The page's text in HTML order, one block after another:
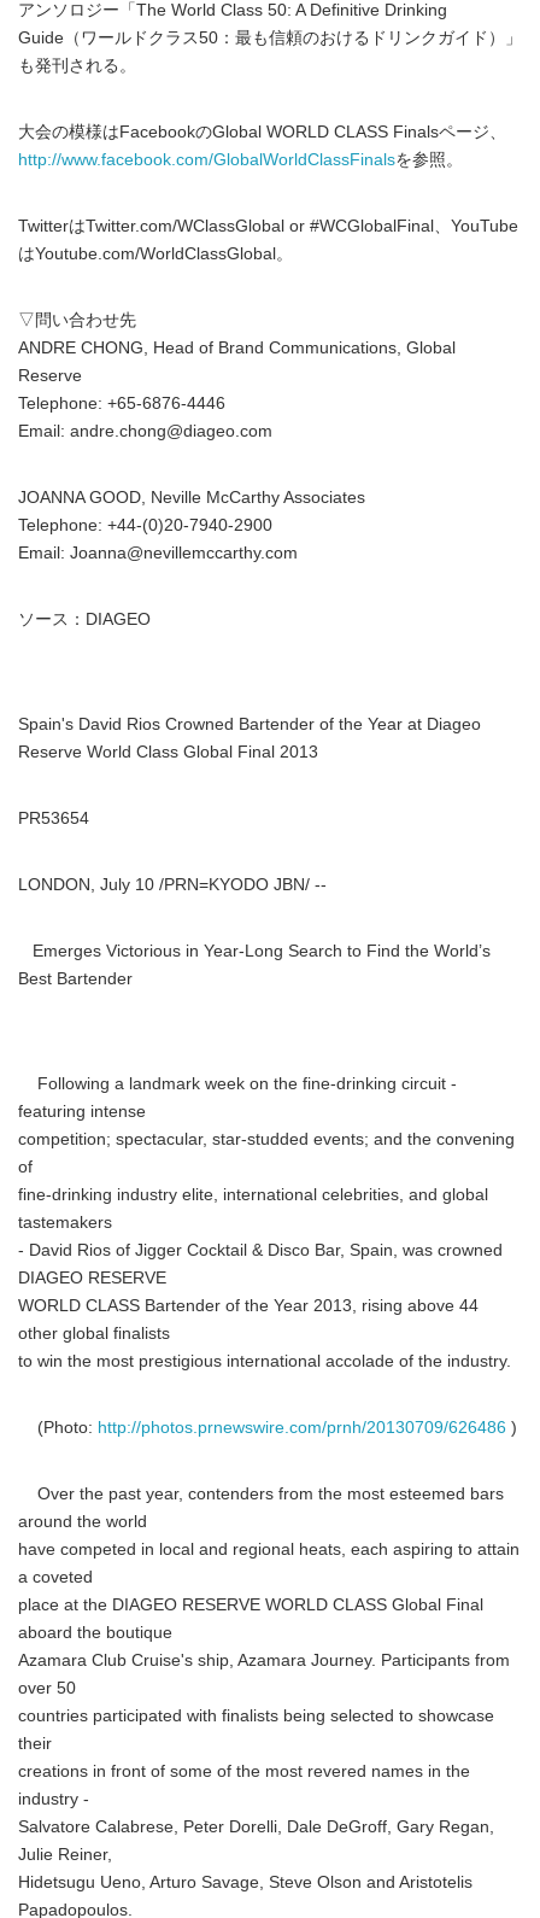
アンソロジー「The World Class 50: A Definitive Drinking
Guide（ワールドクラス50：最も信頼のおけるドリンクガイド）」
も発刊される。
大会の模様はFacebookのGlobal WORLD CLASS Finalsページ、
http://www.facebook.com/GlobalWorldClassFinalsを参照。
TwitterはTwitter.com/WClassGlobal or #WCGlobalFinal、YouTube
はYoutube.com/WorldClassGlobal。
▽問い合わせ先
ANDRE CHONG, Head of Brand Communications, Global
Reserve
Telephone: +65-6876-4446
Email: andre.chong@diageo.com
JOANNA GOOD, Neville McCarthy Associates
Telephone: +44-(0)20-7940-2900
Email: Joanna@nevillemccarthy.com
ソース：DIAGEO
Spain's David Rios Crowned Bartender of the Year at Diageo
Reserve World Class Global Final 2013
PR53654
LONDON, July 10 /PRN=KYODO JBN/ --
Emerges Victorious in Year-Long Search to Find the World’s
Best Bartender
Following a landmark week on the fine-drinking circuit -
featuring intense
competition; spectacular, star-studded events; and the convening
of
fine-drinking industry elite, international celebrities, and global
tastemakers
- David Rios of Jigger Cocktail & Disco Bar, Spain, was crowned
DIAGEO RESERVE
WORLD CLASS Bartender of the Year 2013, rising above 44
other global finalists
to win the most prestigious international accolade of the industry.
(Photo: http://photos.prnewswire.com/prnh/20130709/626486 )
Over the past year, contenders from the most esteemed bars
around the world
have competed in local and regional heats, each aspiring to attain
a coveted
place at the DIAGEO RESERVE WORLD CLASS Global Final
aboard the boutique
Azamara Club Cruise's ship, Azamara Journey. Participants from
over 50
countries participated with finalists being selected to showcase
their
creations in front of some of the most revered names in the
industry -
Salvatore Calabrese, Peter Dorelli, Dale DeGroff, Gary Regan,
Julie Reiner,
Hidetsugu Ueno, Arturo Savage, Steve Olson and Aristotelis
Papadopoulos.